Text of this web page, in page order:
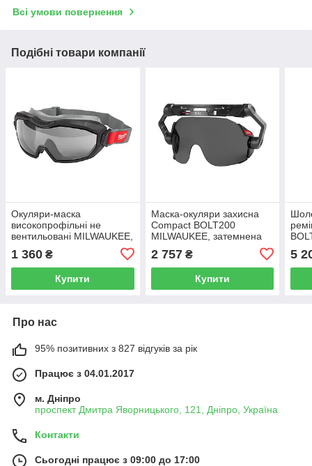
Всі умови повернення
Подібні товари компанії
Окуляри-маска
високопрофільні не
вентильовані MILWAUKEE,
(затемнені)
1 360 ₴
Купити
Маска-окуляри захисна
Compact BOLT200
MILWAUKEE, затемнена
2 757₴
Купити
5
Про нас
95% позитивних з 827 відгуків за рік
Працює з 04.01.2017
м. Дніпро
проспект Дмитра Яворницького, 121, Дніпро, Україна
Контакти
Сьогодні працює з 09:00 до 17:00